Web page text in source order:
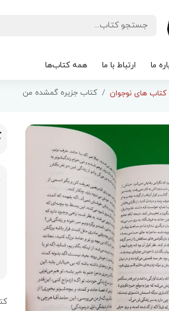
ما ارتباط با ما همه کتاب‌ها
کتاب های نوجوان کتاب جزیره گمشده من